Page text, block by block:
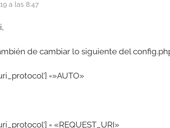
a las 8:47
de cambiar lo siguiente del
=»AUTO»
= «REQUEST_URI»